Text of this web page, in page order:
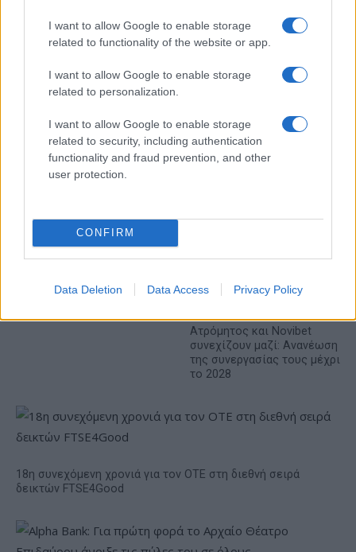
I want to allow Google to enable storage
related to functionality of the website or app.
I want to allow Google to enable storage
related to personalization.
I want to allow Google to enable storage
related to security, including authentication
functionality and fraud prevention, and other
user protection.
CONFIRM
Data Deletion Data Access Privacy Policy
Β.Σ. Καρούλιας: Τζίρος 98,7
εκατ. ευρώ και αύξηση
στοιχήματα σε low & non
alcohol
Deloitte Ελλάδος:
Χρηματοοικονομικός
είσοδο στην πολωνική
Η Chery επενδύει 75 εκατ. δολάρια στην KG Mobility
από 18.990 ευρώ
Ατρόμητος και Novibet
συνεχίζουν μαζί: Ανανέωση
της συνεργασίας τους μέχρι
το 2028
18η συνεχόμενη χρονιά για τον ΟΤΕ στη διεθνή σειρά
δεικτών FTSE4Good